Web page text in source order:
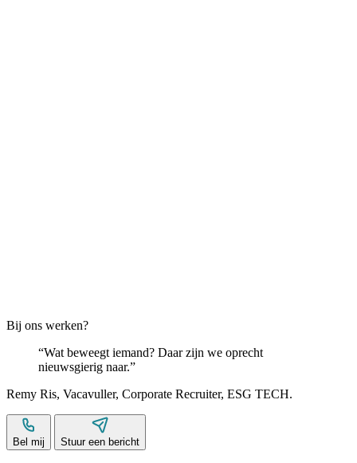
Bij ons werken?
Wat beweegt iemand? Daar zijn we oprecht
nieuwsgierig naar.
Remy Ris, Vacavuller, Corporate Recruiter, ESG TECH.
Bel mij Stuur een bericht